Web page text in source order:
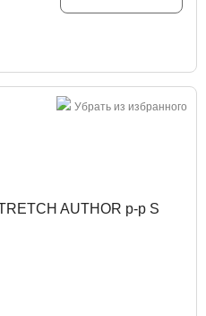
Убрать из избранного